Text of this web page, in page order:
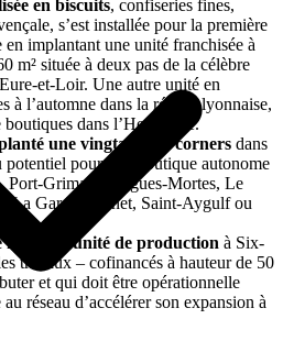
en biscuits, confiseries fines,
s’est installée pour la première
implantant une unité franchisée à
m² située à deux pas de la célèbre
et-Loir. Une autre unité en
à l’automne dans la région lyonnaise,
dans l’Hexagone.
une vingtaine de corners dans
potentiel pour une boutique autonome
Port-Grimaud, Aigues-Mortes, Le
La Garde-Freinet, Saint-Aygulf ou
unité de production à Six-
travaux – cofinancés à hauteur de 50
et qui doit être opérationnelle
réseau d’accélérer son expansion à